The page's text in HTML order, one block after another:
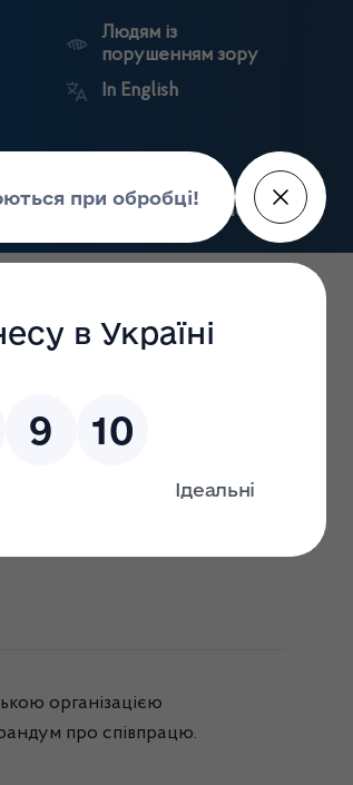
Людям із
порушенням зору
In English
Пошук
реєстри
портал
Держлікслужби
організацією
про співпрацю.